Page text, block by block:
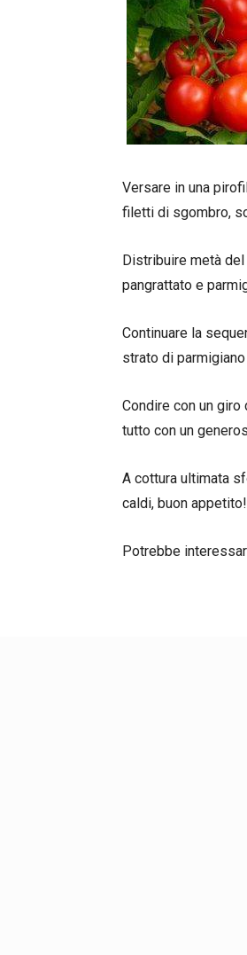
Versare in una
filetti di sgombro,
Distribuire metà
pangrattato e
Continuare la
strato di
Condire con un
tutto con un
A cottura ultimata
caldi, buon appetito!
Potrebbe